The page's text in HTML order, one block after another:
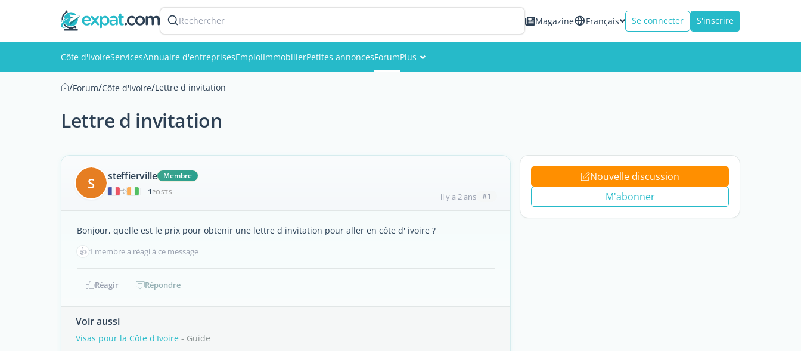
Rechercher Magazine Français Se connecter S'inscrire
Côte d'IvoireServicesAnnuaire d'entreprisesEmploiImmobilierPetites annoncesForumPlus
/Forum/Côte d'Ivoire/Lettre d invitation
Lettre d invitation
S steffierville
Membre
|
1 POSTS il y a 2 ans #1
Bonjour, quelle est le prix pour obtenir une lettre d invitation pour aller en côte d' ivoire ?
👍 1 membre a réagi à ce message
Réagir Répondre
Voir aussi
Visas pour la Côte d'Ivoire - Guide
Nouvelle discussion
M'abonner